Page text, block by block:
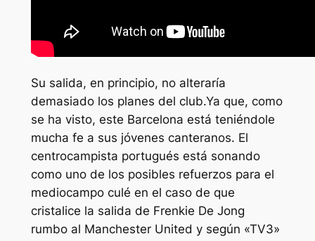
Su salida, en principio, no alteraría
demasiado los planes del club.Ya que, como
se ha visto, este Barcelona está teniéndole
mucha fe a sus jóvenes canteranos. El
centrocampista portugués está sonando
como uno de los posibles refuerzos para el
mediocampo culé en el caso de que
cristalice la salida de Frenkie De Jong
rumbo al Manchester United y según «TV3»